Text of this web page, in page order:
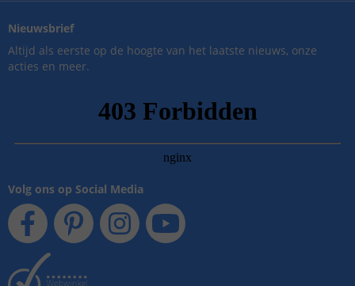
Nieuwsbrief
Altijd als eerste op de hoogte van het laatste nieuws, onze
acties en meer.
Volg ons op Social Media